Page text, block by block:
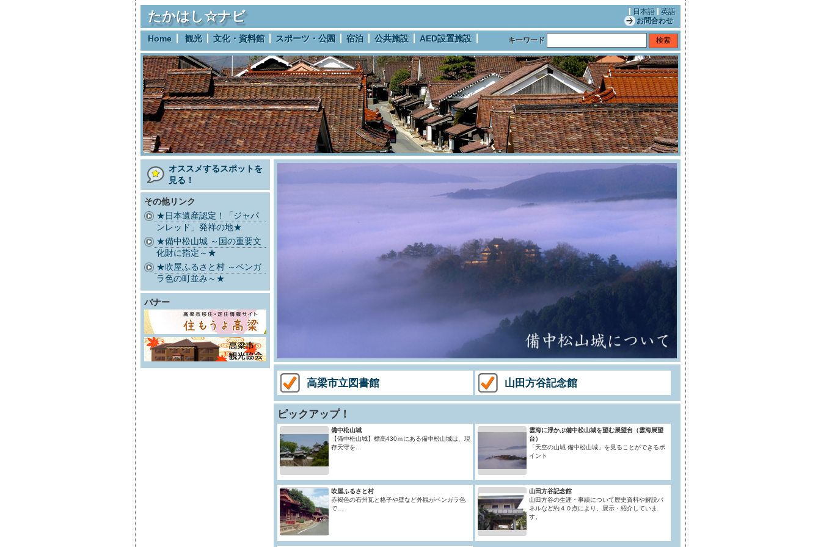
たかはし☆ナビ 日本語
英語
お問合わせ
Home 観光 文化・資料館 スポーツ・公園 宿泊 公共施設 AED設置施設 キーワード
オススメするスポットを
見る！
その他リンク
★日本遺産認定！「ジャパ
ンレッド」発祥の地★
★備中松山城 ～国の重要文
化財に指定～★
★吹屋ふるさと村 ～ベンガ
ラ色の町並み～★
バナー
高梁市立図書館 山田方谷記念館
ピックアップ！
備中松山城
【備中松山城】標高430ｍにある備中松山城は、現
存天守を…
雲海に浮かぶ備中松山城を望む展望台（雲海展望
台）
「天空の山城 備中松山城」を見ることができるポ
イント
吹屋ふるさと村
赤褐色の石州瓦と格子や壁など外観がベンガラ色
で…
山田方谷記念館
山田方谷の生涯・事績について歴史資料や解説パ
ネルなど約４０点により、展示・紹介していま
す。